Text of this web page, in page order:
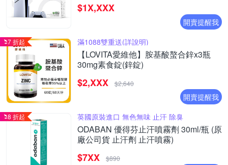
$1X,XXX
開賣提醒我
7 折起 滿1088雙重送(詳說明)
【LOVITA愛維他】胺基酸螯合鋅x3瓶
30mg素食錠(鋅錠)
$2,XXX $2,640
開賣提醒我
8 折起 英國原裝進口 無色無味 止汗 除臭
ODABAN 優得芬止汗噴霧劑 30ml/瓶 (原
廠公司貨 止汗劑 止汗噴霧)
$7XX $890